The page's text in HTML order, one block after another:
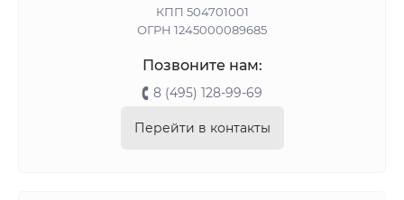
КПП 504701001
ОГРН 1245000089685
Позвоните нам:
8 (495) 128-99-69
Перейти в контакты